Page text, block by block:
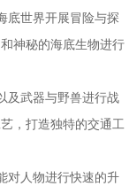
底世界开展冒险与探
神秘的海底生物进行
及武器与野兽进行战
，打造独特的交通工
对人物进行快速的升